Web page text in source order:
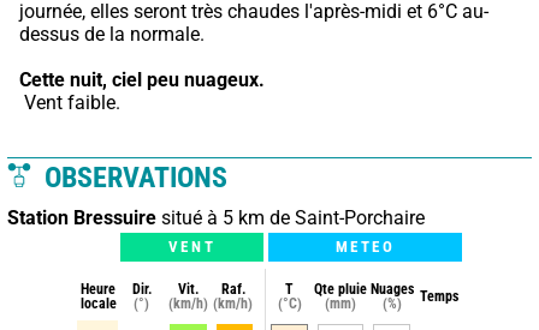
journée, elles seront très chaudes l'après-midi et 6°C au-
dessus de la normale.
Cette nuit, ciel peu nuageux.
Vent faible.
OBSERVATIONS
Station Bressuire situé à 5 km de Saint-Porchaire
VENT METEO
Heure
locale
Dir.
(°)
Vit.
(km/h)
Raf.
(km/h)
T
(°C)
Qte pluie
(mm)
Nuages
(%)
Temps